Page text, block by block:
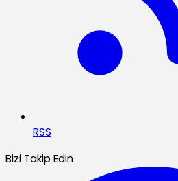
RSS
Bizi Takip Edin